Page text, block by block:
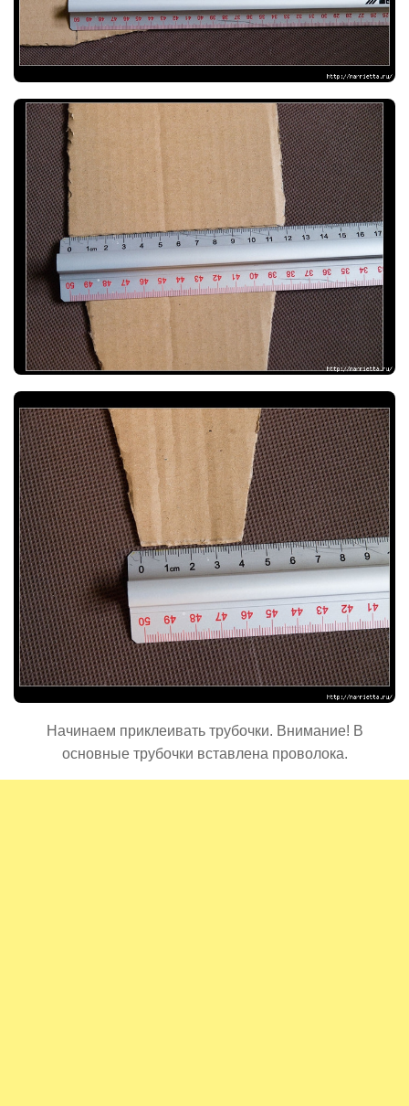
Начинаем приклеивать трубочки. Внимание! В
основные трубочки вставлена проволока.